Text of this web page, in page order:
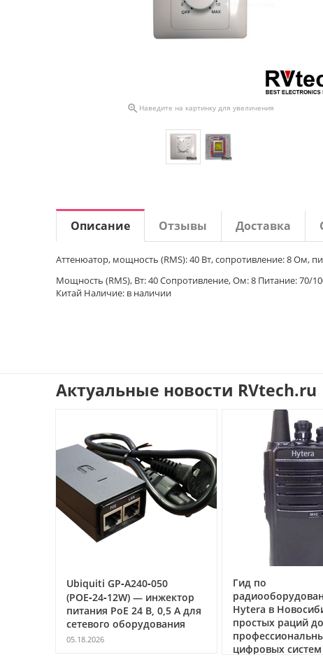
 Наведите на картинку для увеличения
Описание Отзывы Доставка
Аттенюатор, мощность (RMS): 40 Вт, сопротивление: 8 Ом,
Мощность (RMS), Вт: 40 Сопротивление, Ом: 8 Питание: 70/
Китай Наличие: в наличии
Актуальные новости RVtech.ru
Ubiquiti GP‑A240‑050
(POE‑24‑12W) — инжектор
питания PoE 24 В, 0,5 А для
сетевого оборудования
05.18.2026
Гид по
Hytera в
простых раций до
цифровых систем